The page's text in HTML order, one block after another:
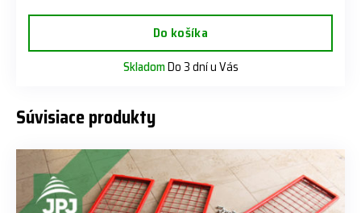
Do košíka
SkladomDo 3 dní u Vás
Súvisiace produkty